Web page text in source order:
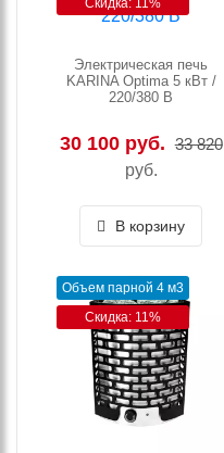
Скидка: 11%
Электрическая печь
KARINA Optima 5 кВт /
220/380 В
30 100 руб. 33 820
руб.
В корзину
Объем парной 4 м3
Скидка: 11%